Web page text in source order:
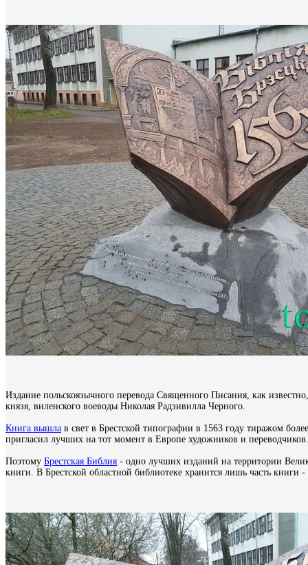
Издание польскоязычного перевода Священного Писания, как
князя, виленского воеводы Николая Радзивилла Черного.
Книга вышла в свет в Брестской типографии в 1563 году тиражом
пригласил лучших на тот момент в Европе художников и переводчиков.
Поэтому Брестская Библия - одно лучших изданий на территории
книги. В Брестской областной библиотеке хранится лишь часть книги